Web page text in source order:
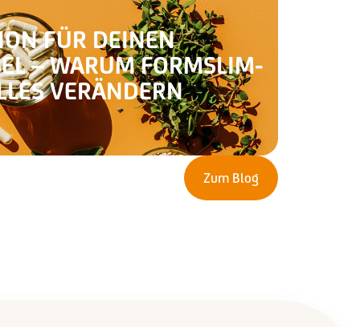
FÜR DEINEN
– WARUM FORMSLIM-
VERÄNDERN
Zum Blog